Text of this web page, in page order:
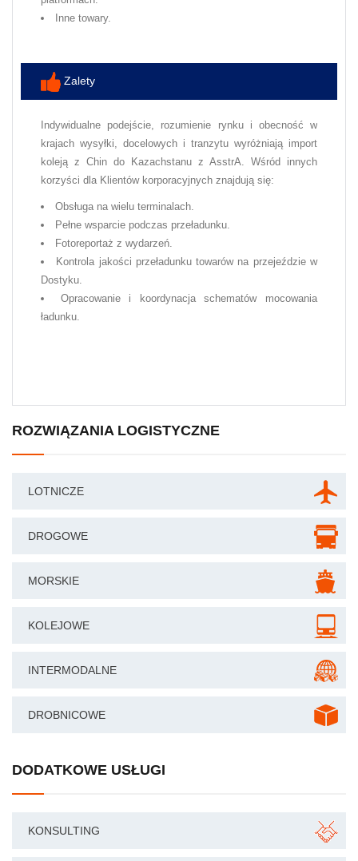
Inne towary.
Zalety
Indywidualne podejście, rozumienie rynku i obecność w
krajach wysyłki, docelowych i tranzytu wyróżniają import
koleją z Chin do Kazachstanu z AsstrA. Wśród innych
korzyści dla Klientów korporacyjnych znajdują się:
Obsługa na wielu terminalach.
Pełne wsparcie podczas przeładunku.
Fotoreportaż z wydarzeń.
Kontrola jakości przeładunku towarów na przejeździe w
Dostyku.
Opracowanie i koordynacja schematów mocowania
ładunku.
ROZWIĄZANIA LOGISTYCZNE
LOTNICZE
DROGOWE
MORSKIE
KOLEJOWE
INTERMODALNE
DROBNICOWE
DODATKOWE USŁUGI
KONSULTING